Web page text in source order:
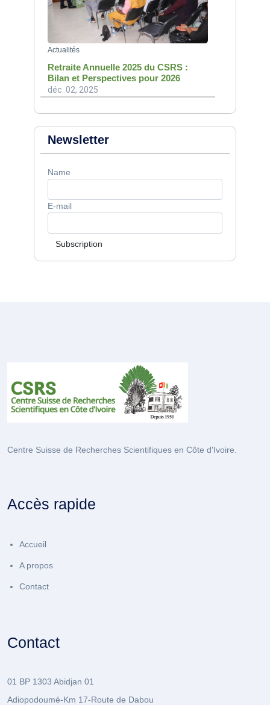
Actualités
Retraite Annuelle 2025 du CSRS :
Bilan et Perspectives pour 2026
déc. 02, 2025
Newsletter
Name
E-mail
Subscription
Centre Suisse de Recherches Scientifiques en Côte d'Ivoire.
Accès rapide
Accueil
A propos
Contact
Contact
01 BP 1303 Abidjan 01
Adiopodoumé-Km 17-Route de Dabou